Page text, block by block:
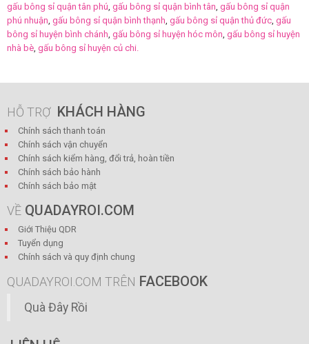
gấu bông sỉ quận tân phú gấu bông sỉ quận bình tân gấu bông sỉ quận
phú nhuận gấu bông sỉ quận bình thạnh gấu bông sỉ quận thủ đức gấu
bông sỉ huyện bình chánh gấu bông sỉ huyện hóc môn gấu bông sỉ huyện
nhà bè gấu bông sỉ huyện củ chi.
HỖ TRỢ KHÁCH HÀNG
Chính sách thanh toán
Chính sách vận chuyển
Chính sách kiểm hàng, đổi trả, hoàn tiền
Chính sách bảo hành
Chính sách bảo mật
VỀ QUADAYROI.COM
Giới Thiệu QDR
Tuyển dụng
Chính sách và quy định chung
QUADAYROI.COM TRÊN FACEBOOK
Quà Đây Rồi